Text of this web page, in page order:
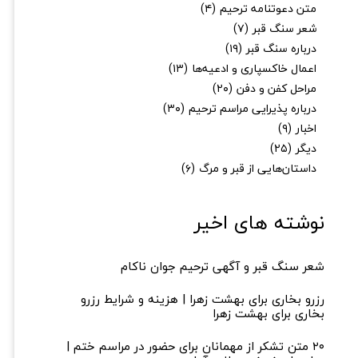
★
نوشته های اخیر
شعر سنگ قبر و آگهی ترحیم جوان ناکام
رزرو بخاری برای بهشت زهرا | هزینه و شرایط رزرو
بخاری برای بهشت زهرا
۲۰ متن تشکر از مهمانان برای حضور در مراسم ختم |
متن دعوتنامه ترحیم (۴)
شعر سنگ قبر (۷)
درباره سنگ قبر (۱۹)
اعمال خاکسپاری و ادعیه‌ها (۱۳)
مراحل کفن و دفن (۲۰)
درباره پذیرایی مراسم ترحیم (۳۰)
اخبار (۹)
دیگر (۲۵)
داستان‌هایی از قبر و مرگ (۶)